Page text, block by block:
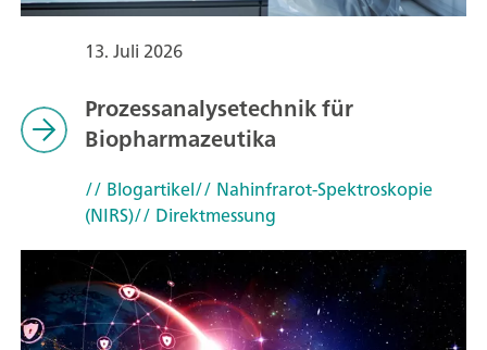
13. Juli 2026
Prozessanalysetechnik für
Biopharmazeutika
// Blogartikel// Nahinfrarot-Spektroskopie
(NIRS)// Direktmessung